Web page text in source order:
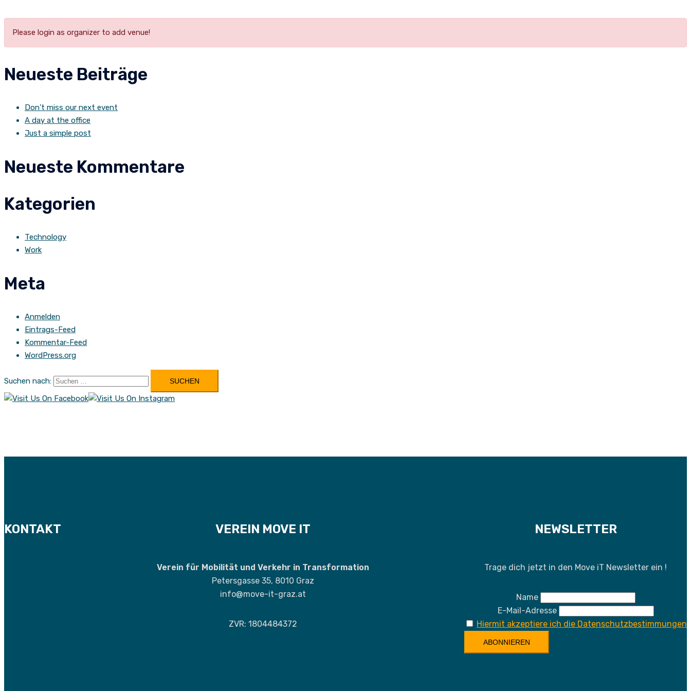
Please login as organizer to add venue!
Neueste Beiträge
Don’t miss our next event
A day at the office
Just a simple post
Neueste Kommentare
Kategorien
Technology
Work
Meta
Anmelden
Eintrags-Feed
Kommentar-Feed
WordPress.org
Suchen nach:
KONTAKT VEREIN MOVE IT
Verein für Mobilität und Verkehr in Transformation
Petersgasse 35, 8010 Graz
info@move-it-graz.at
ZVR: 1804484372
NEWSLETTER
Trage dich jetzt in den Move iT Newsletter ein !
Name
E-Mail-Adresse
Hiermit akzeptiere ich die Datenschutzbestimmungen